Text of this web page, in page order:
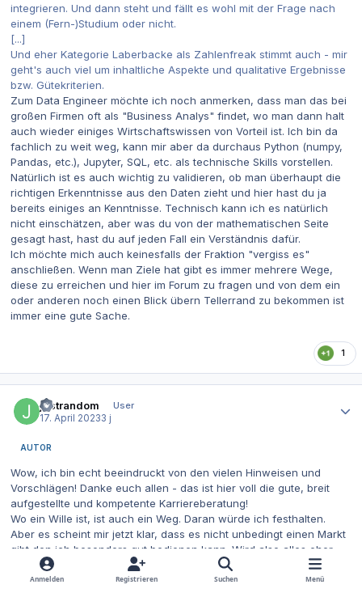
integrieren. Und dann steht und fällt es wohl mit der Frage nach
einem (Fern-)Studium oder nicht.
[...]
Und eher Kategorie Laberbacke als Zahlenfreak stimmt auch - mir
geht's auch viel um inhaltliche Aspekte und qualitative Ergebnisse
bzw. Gütekriterien.
Zum Data Engineer möchte ich noch anmerken, dass man das bei
großen Firmen oft als "Business Analys" findet, wo man dann halt
auch wieder einiges Wirtschaftswissen von Vorteil ist. Ich bin da
fachlich zu weit weg, kann mir aber da durchaus Python (numpy,
Pandas, etc.), Jupyter, SQL, etc. als technische Skills vorstellen.
Natürlich ist es auch wichtig zu validieren, ob man überhaupt die
richtigen Erkenntnisse aus den Daten zieht und hier hast du ja
bereits einiges an Kenntnisse. Technisch kann ich es natürlich
nicht einschätzen, aber was du von der mathematischen Seite
gesagt hast, hast du auf jeden Fall ein Verständnis dafür.
Ich möchte mich auch keinesfalls der Fraktion "vergiss es"
anschließen. Wenn man Ziele hat gibt es immer mehrere Wege,
diese zu erreichen und hier im Forum zu fragen und von dem ein
oder anderen noch einen Blick übern Tellerrand zu bekommen ist
immer eine gute Sache.
1
justrandom
User
17. April 20233 j
AUTOR
Wow, ich bin echt beeindruckt von den vielen Hinweisen und
Vorschlägen! Danke euch allen - das ist hier voll die gute, breit
aufgestellte und kompetente Karriereberatung!
Wo ein Wille ist, ist auch ein Weg. Daran würde ich festhalten.
Aber es scheint mir jetzt klar, dass es nicht unbedingt einen Markt
gibt den ich besonders gut bedienen kann. Wird also alles eher
hocharbeiten. Und die Gedanken zur Rentenversicherung usw.
stimmen auf jeden Fall. Dazu noch der finanzielle Nachteil als bald
Anmelden Registrieren Suchen Menü